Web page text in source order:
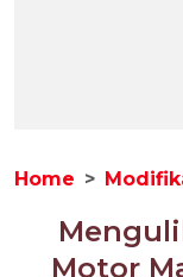
Home
Motor